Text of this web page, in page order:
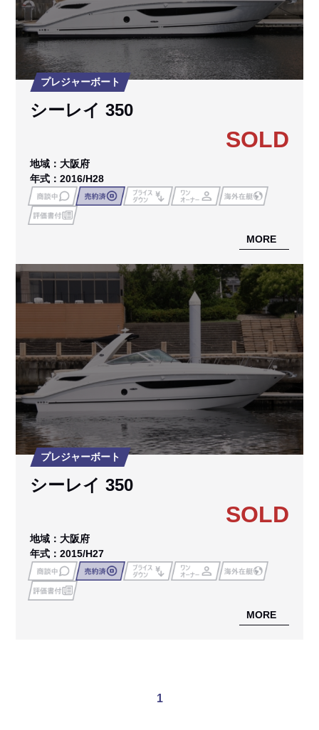
プレジャーボート
シーレイ 350
SOLD
地域：大阪府
年式：2016/H28
MORE
プレジャーボート
シーレイ 350
SOLD
地域：大阪府
年式：2015/H27
MORE
1